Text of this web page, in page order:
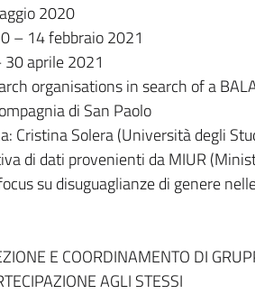
2020
– 14 febbraio 2021
aprile 2021
organisations in search of a
di San Paolo
Cristina Solera (Università degli
di dati provenienti da MIUR
su disuguaglianze di genere
E COORDINAMENTO DI
AGLI STESSI